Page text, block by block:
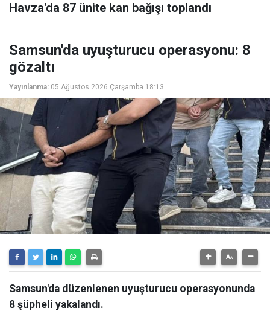
Havza'da 87 ünite kan bağışı toplandı
Samsun'da uyuşturucu operasyonu: 8
gözaltı
Yayınlanma: 05 Ağustos 2026 Çarşamba 18:13
Samsun'da düzenlenen uyuşturucu operasyonunda
8 şüpheli yakalandı.